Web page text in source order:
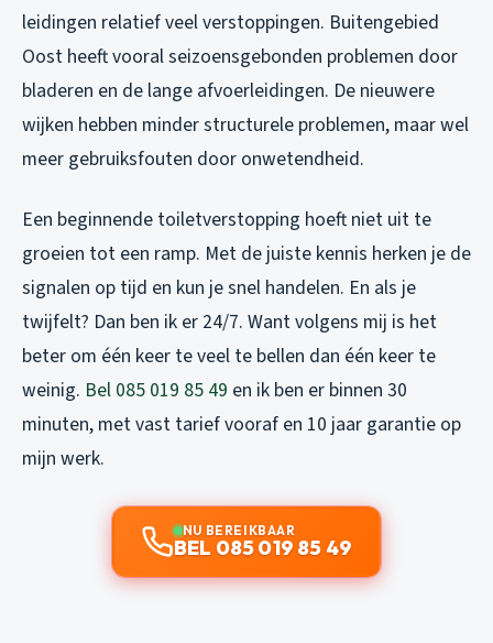
leidingen relatief veel verstoppingen. Buitengebied
Oost heeft vooral seizoensgebonden problemen door
bladeren en de lange afvoerleidingen. De nieuwere
wijken hebben minder structurele problemen, maar wel
meer gebruiksfouten door onwetendheid.
Een beginnende toiletverstopping hoeft niet uit te
groeien tot een ramp. Met de juiste kennis herken je de
signalen op tijd en kun je snel handelen. En als je
twijfelt? Dan ben ik er 24/7. Want volgens mij is het
beter om één keer te veel te bellen dan één keer te
weinig. Bel 085 019 85 49 en ik ben er binnen 30
minuten, met vast tarief vooraf en 10 jaar garantie op
mijn werk.
NU BEREIKBAAR
BEL 085 019 85 49